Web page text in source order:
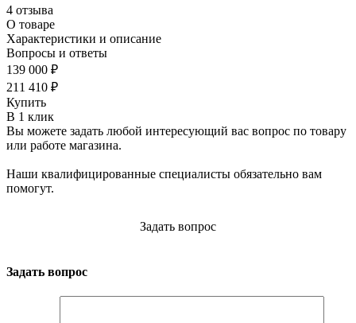
4 отзыва
О товаре
Характеристики и описание
Вопросы и ответы
139 000 ₽
211 410 ₽
Купить
В 1 клик
Вы можете задать любой интересующий вас вопрос по товару
или работе магазина.
Наши квалифицированные специалисты обязательно вам
помогут.
Задать вопрос
Задать вопрос